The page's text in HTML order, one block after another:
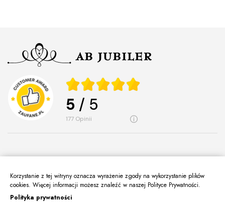
5 / 5
177 opinii
O Nas
Korzystanie z tej witryny oznacza wyrażenie zgody na wykorzystanie plików
cookies. Więcej informacji możesz znaleźć w naszej Polityce Prywatności.
Polityka prywatności